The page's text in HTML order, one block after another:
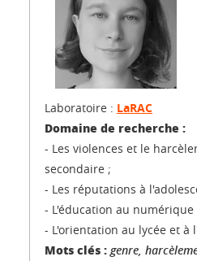
Laboratoire : LaRAC
Domaine de recherche :
- Les violences et le
secondaire ;
- Les réputations à
- L'éducation au numérique
- L'orientation au lycée et à
Mots clés : genre,